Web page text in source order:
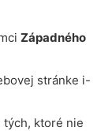
Západného
stránke i-
tých, ktoré nie